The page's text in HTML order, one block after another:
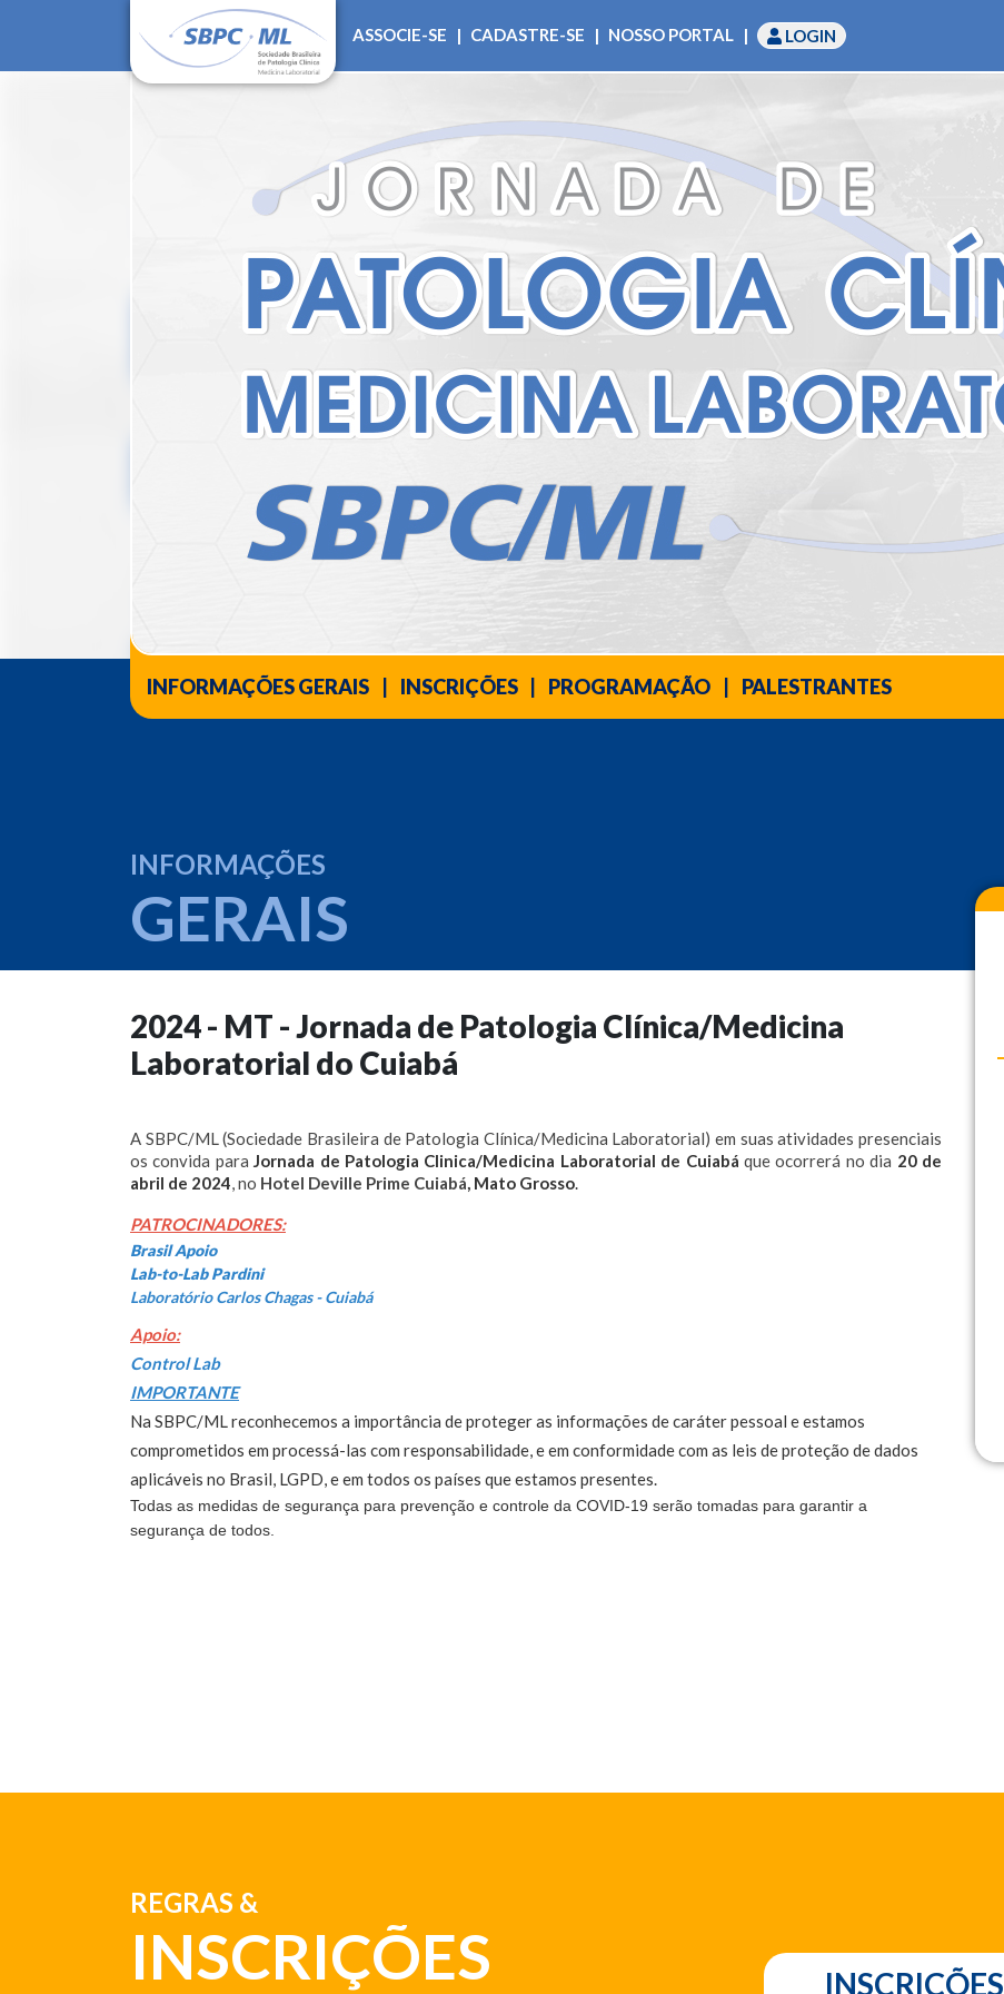
ASSOCIE-SE | CADASTRE-SE | NOSSO PORTAL | LOGIN
INFORMAÇÕES GERAIS INSCRIÇÕES PROGRAMAÇÃO PALESTRANTES
INFORMAÇÕES
GERAIS
2024 - MT - Jornada de Patologia Clínica/Medicina
Laboratorial do Cuiabá
A SBPC/ML (Sociedade Brasileira de Patologia Clínica/Medicina Laboratorial) em suas atividades presenciais
os convida paraJornada de Patologia Clinica/Medicina Laboratorial de Cuiabá que ocorrerá no dia 20 de
abril de 2024, no Hotel Deville Prime Cuiabá, Mato Grosso.
PATROCINADORES:
Brasil Apoio
Lab-to-Lab Pardini
Laboratório Carlos Chagas - Cuiabá
Apoio:
Control Lab
IMPORTANTE
Na SBPC/ML reconhecemos a importância de proteger as informações de caráter pessoal e estamos
comprometidos em processá-las com responsabilidade, e em conformidade com as leis de proteção de dados
aplicáveis no Brasil, LGPD, e em todos os países que estamos presentes.
Todas as medidas de segurança para prevenção e controle da COVID-19 serão tomadas para garantir a
segurança de todos.
REGRAS &
INSCRIÇÕES INSCRIÇÕES